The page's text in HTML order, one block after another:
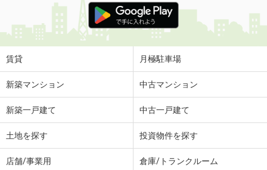
賃貸 月極駐車場
新築マンション 中古マンション
新築一戸建て 中古一戸建て
土地を探す 投資物件を探す
店舗/事業用 倉庫/トランクルーム